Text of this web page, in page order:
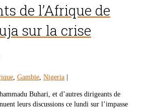
de l’Afrique de
sur la crise
, Gambie, Nigeria
Buhari, et d’autres dirigeants de
leurs discussions ce lundi sur l’impasse